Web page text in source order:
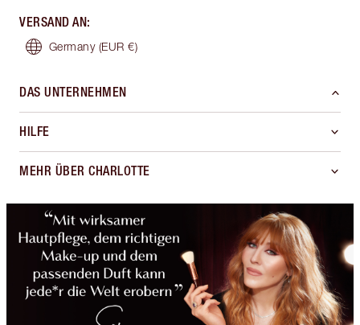
VERSAND AN:
Germany (EUR €)
DAS UNTERNEHMEN
HILFE
MEHR ÜBER CHARLOTTE